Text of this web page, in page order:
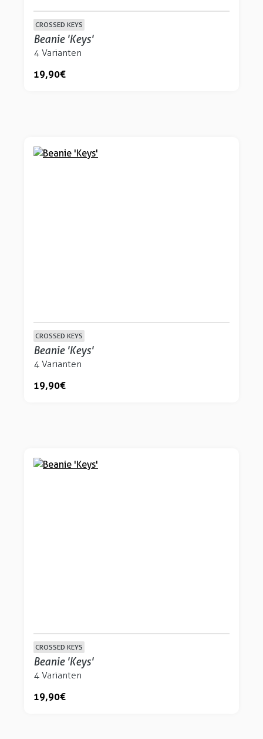
CROSSED KEYS
Beanie 'Keys'
4 Varianten
19,90 €
CROSSED KEYS
Beanie 'Keys'
4 Varianten
19,90 €
CROSSED KEYS
Beanie 'Keys'
4 Varianten
19,90 €